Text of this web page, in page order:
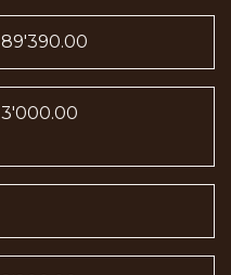
89'390.00
3'000.00